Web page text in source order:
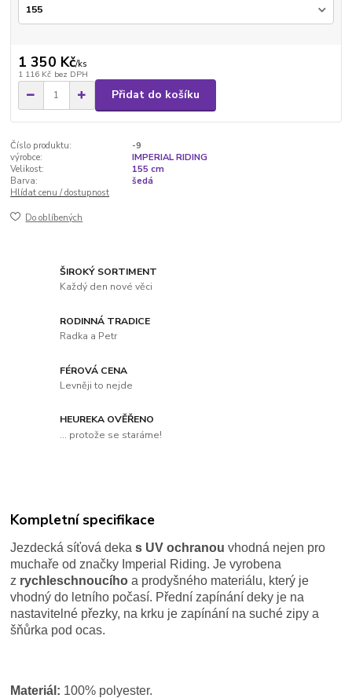
1 350 Kč/ks
1 116 Kč bez DPH
Přidat do košíku
Číslo produktu:
-9
výrobce:
IMPERIAL RIDING
Velikost:
155 cm
Barva:
šedá
Hlídat cenu / dostupnost
Do oblíbených
ŠIROKÝ SORTIMENT
Každý den nové věci
RODINNÁ TRADICE
Radka a Petr
FÉROVÁ CENA
Levněji to nejde
HEUREKA OVĚŘENO
... protože se staráme!
Kompletní specifikace
Jezdecká síťová dekas UV ochranou vhodná nejen pro
muchaře od značky Imperial Riding. Je vyrobena
z rychleschnoucího a prodyšného materiálu, který je
vhodný do letního počasí. Přední zapínání deky je na
nastavitelné přezky, na krku je zapínání na suché zipy a
šňůrka pod ocas.
Materiál: 100% polyester.